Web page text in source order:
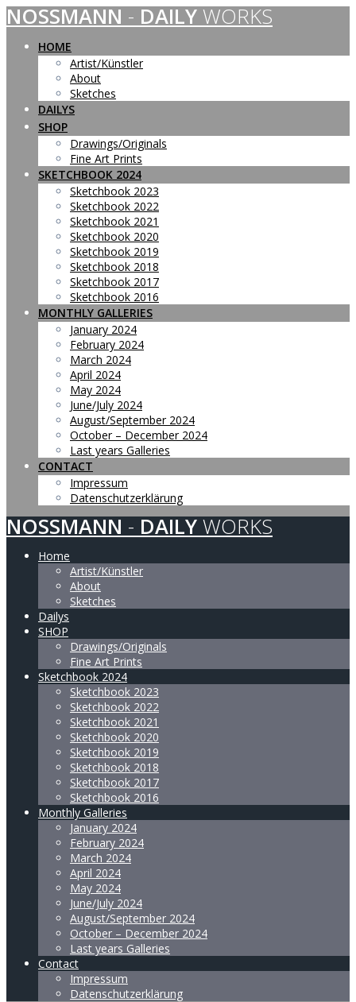
Skip
to
content
NOSSMANN - DAILY WORKS
HOME
Artist/Künstler
About
Sketches
DAILYS
SHOP
Drawings/Originals
Fine Art Prints
SKETCHBOOK 2024
Sketchbook 2023
Sketchbook 2022
Sketchbook 2021
Sketchbook 2020
Sketchbook 2019
Sketchbook 2018
Sketchbook 2017
Sketchbook 2016
MONTHLY GALLERIES
January 2024
February 2024
March 2024
April 2024
May 2024
June/July 2024
August/September 2024
October – December 2024
Last years Galleries
CONTACT
Impressum
Datenschutzerklärung
NOSSMANN - DAILY WORKS
Home
Artist/Künstler
About
Sketches
Dailys
SHOP
Drawings/Originals
Fine Art Prints
Sketchbook 2024
Sketchbook 2023
Sketchbook 2022
Sketchbook 2021
Sketchbook 2020
Sketchbook 2019
Sketchbook 2018
Sketchbook 2017
Sketchbook 2016
Monthly Galleries
January 2024
February 2024
March 2024
April 2024
May 2024
June/July 2024
August/September 2024
October – December 2024
Last years Galleries
Contact
Impressum
Datenschutzerklärung